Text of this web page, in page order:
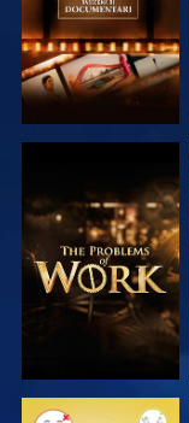
ESPLORA LE
SERIE